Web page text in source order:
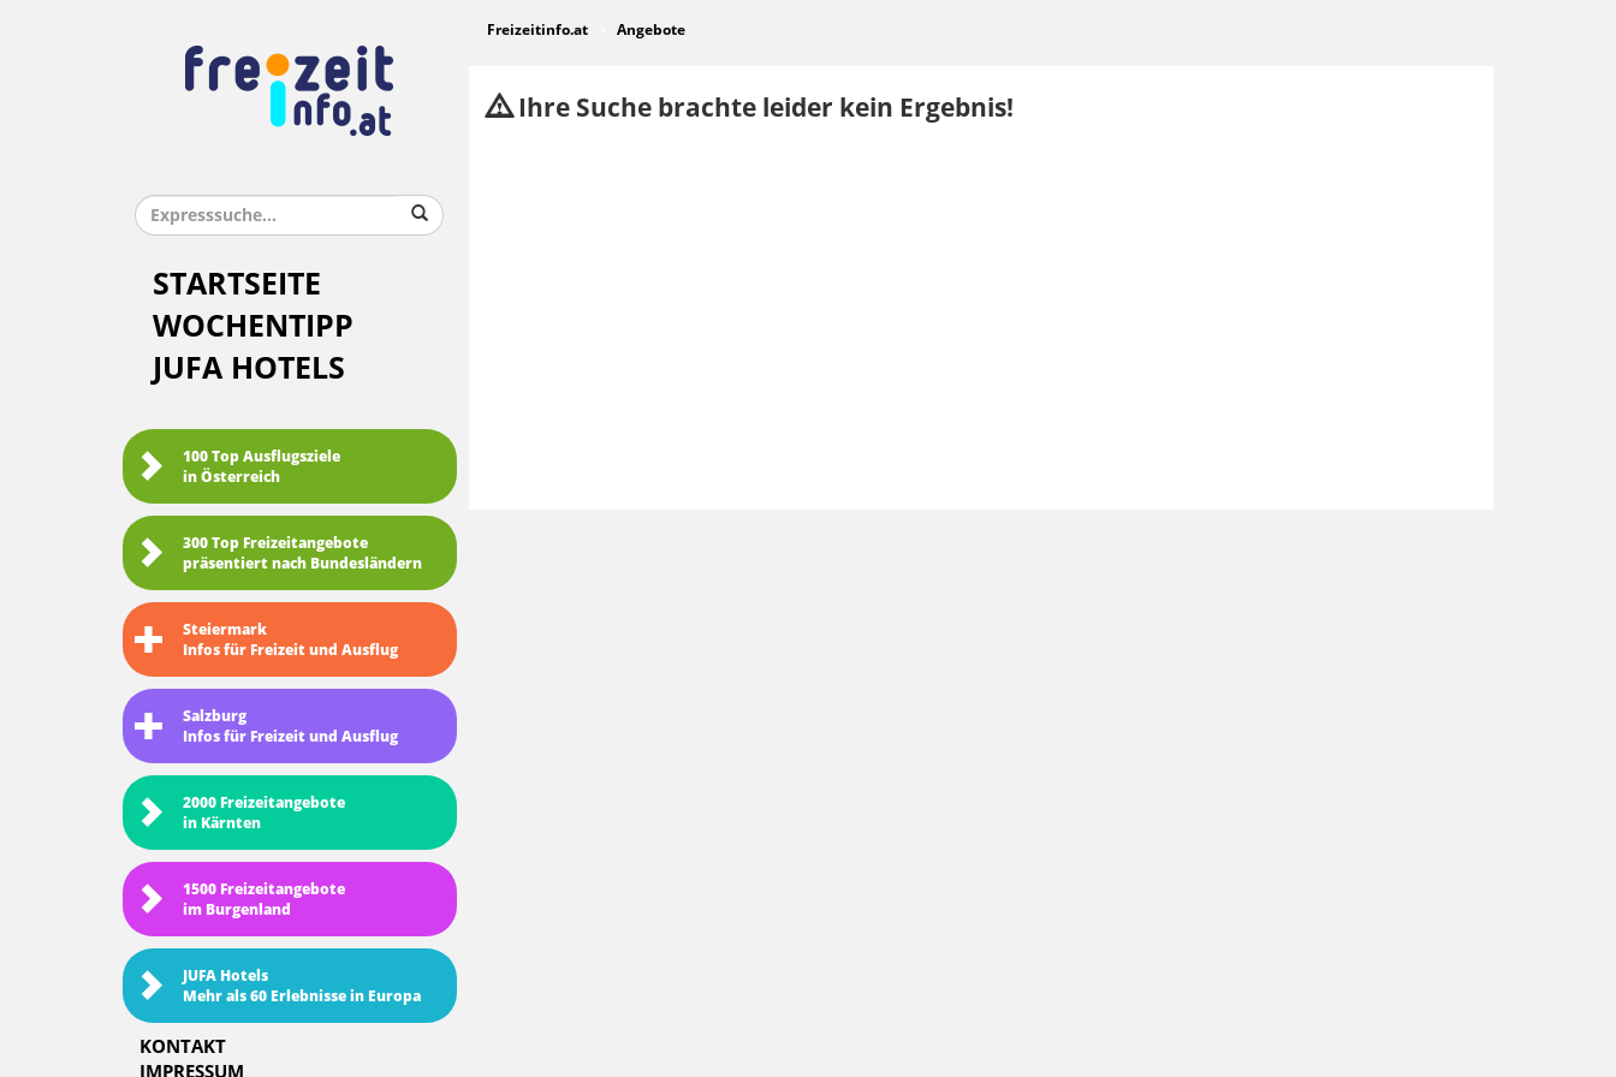
STARTSEITE
WOCHENTIPP
JUFA HOTELS
100 Top Ausflugsziele
in Österreich
300 Top Freizeitangebote
präsentiert nach Bundesländern
Steiermark
Infos für Freizeit und Ausflug
Salzburg
Infos für Freizeit und Ausflug
2000 Freizeitangebote
in Kärnten
1500 Freizeitangebote
im Burgenland
JUFA Hotels
Mehr als 60 Erlebnisse in Europa
KONTAKT
IMPRESSUM
Freizeitinfo.at Angebote
Ihre Suche brachte leider kein Ergebnis!